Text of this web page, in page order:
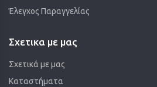
Έλεγχος Παραγγελίας
Σχετικα με μας
Σχετικά με μας
Καταστήματα